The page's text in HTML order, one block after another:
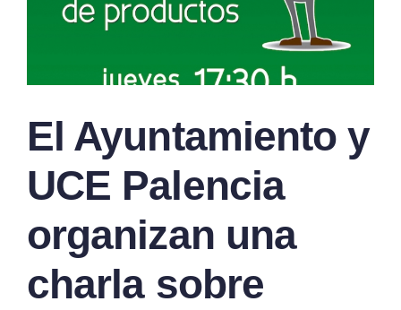
El Ayuntamiento y
UCE Palencia
organizan una
charla sobre